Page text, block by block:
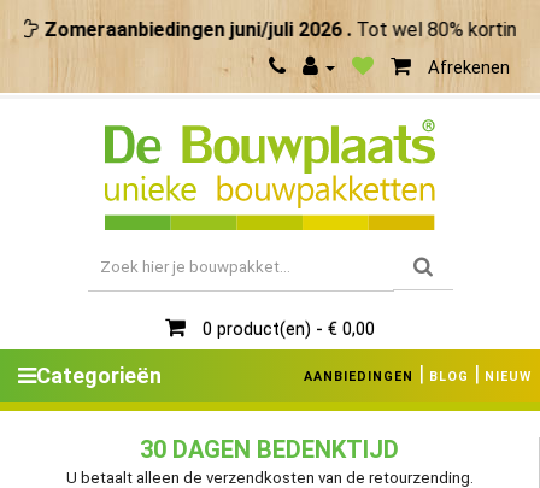
Zomeraanbiedingen juni/juli 2026 .Tot wel 80% korting.
Afrekenen
0 product(en) - € 0,00
Categorieën AANBIEDINGEN | BLOG | NIEUW
30 DAGEN BEDENKTIJD
U betaalt alleen de verzendkosten van de retourzending.